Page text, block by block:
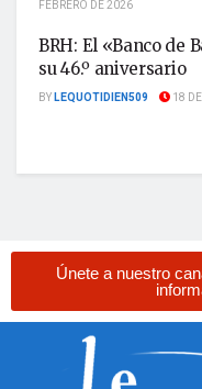
FEBRERO DE 2026
BRH: El «Banco de
su 46.º aniversario
BYLEQUOTIDIEN509 18
Únete a nuestro